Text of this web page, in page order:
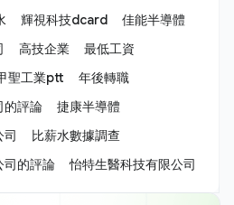
輝視科技dcard
佳能半導體
高技企業
最低工資
聖工業ptt
年後轉職
的評論
捷康半導體
司
比薪水數據調查
司的評論
怡特生醫科技有限公司